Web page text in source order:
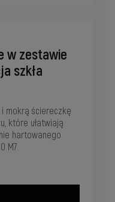
w zestawie
szkła
mokrą ściereczkę
które ułatwiają
hartowanego
M7.